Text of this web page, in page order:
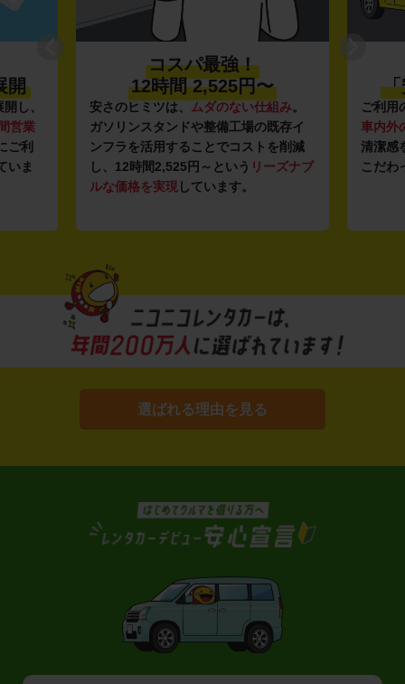
〜
い仕組み
場の既存イ
ストを削減
うリーズナブ
プロ品質の
「安心・安全・清潔」
ご利用のたびに、24項目の車両点検
車内外の清掃・除菌を徹底。安心感と
清潔感を感じていただける車内環境に
こだわっています。
選ばれる理由を見る